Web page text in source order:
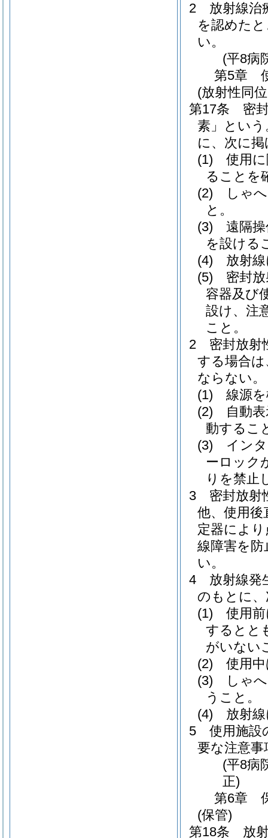
2
放射線治
を認めた
い。
(平8病
第5章
(放射性同
第17条
密
素」という
に、次に
(1)
使用
ることを
(2)
しゃ
と。
(3)
遠隔
を設ける
(4)
放射
(5)
密封
容器及び
設け、注
こと。
2
密封放射
する場合は
ならない。
(1)
線源
(2)
自動
動するこ
(3)
イン
ーロック
りを禁止
3
密封放射
他、使用後
定器によ
線障害を
い。
4
放射線発
のもとに
(1)
使用
するとと
がいない
(2)
使用
(3)
しゃ
うこと。
(4)
放射
5
使用施設
要な注意
(平8病
正)
第6章
(保管)
第18条
放